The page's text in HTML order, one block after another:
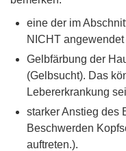
eine der im
NICHT
Gelbfärbung der
(Gelbsucht). Das
Lebererkrankung
starker Anstieg des
Beschwerden
auftreten.).